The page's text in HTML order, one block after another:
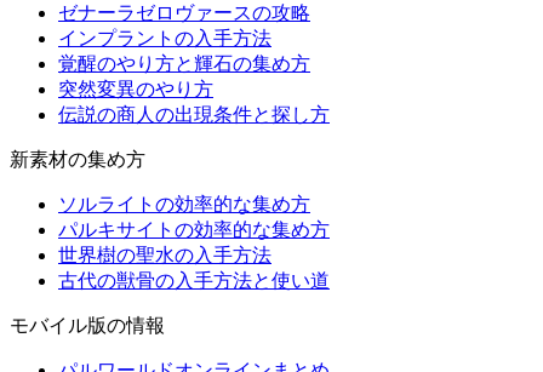
ゼナーラゼロヴァースの攻略
インプラントの入手方法
覚醒のやり方と輝石の集め方
突然変異のやり方
伝説の商人の出現条件と探し方
新素材の集め方
ソルライトの効率的な集め方
パルキサイトの効率的な集め方
世界樹の聖水の入手方法
古代の獣骨の入手方法と使い道
モバイル版の情報